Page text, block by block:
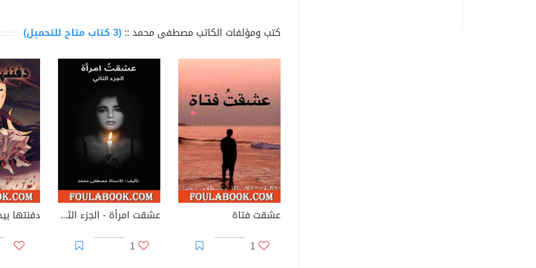
كتب ومؤلفات الكاتب مصطفى محمد ::(3 كتاب متاح للتحميل)
عشقت فتاة
1
عشقت امرأة - الجزء الثاني
1
دفنتها